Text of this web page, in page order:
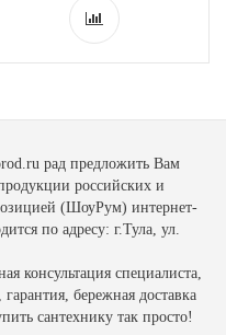
рад предложить Вам
российских и
(ШоуРум) интернет-
по адресу: г.Тула, ул.
консультация специалиста,
бережная доставка
сантехнику так просто!